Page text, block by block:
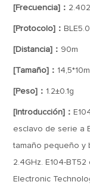
[Frecuencia]：
[Protocolo]： BLE5.0
[Distancia]： 90m
[Tamaño]：
[Peso]： 1.2±0.1g
[Introducción]：
esclavo de serie a
tamaño pequeño y
2.4GHz. E104-
Electronic